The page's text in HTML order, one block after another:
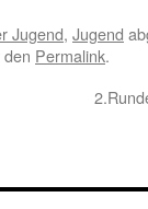
Jugend, Jugend
Permalink.